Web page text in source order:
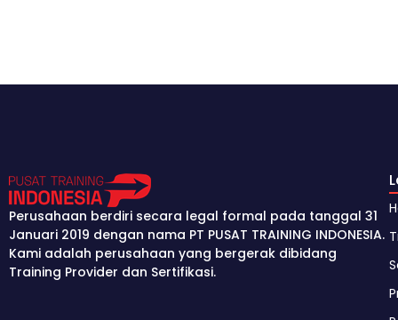
Perusahaan berdiri secara legal formal pada tanggal 31
Januari 2019 dengan nama PT PUSAT TRAINING INDONESIA.
Kami adalah perusahaan yang bergerak dibidang
Training Provider dan Sertifikasi.